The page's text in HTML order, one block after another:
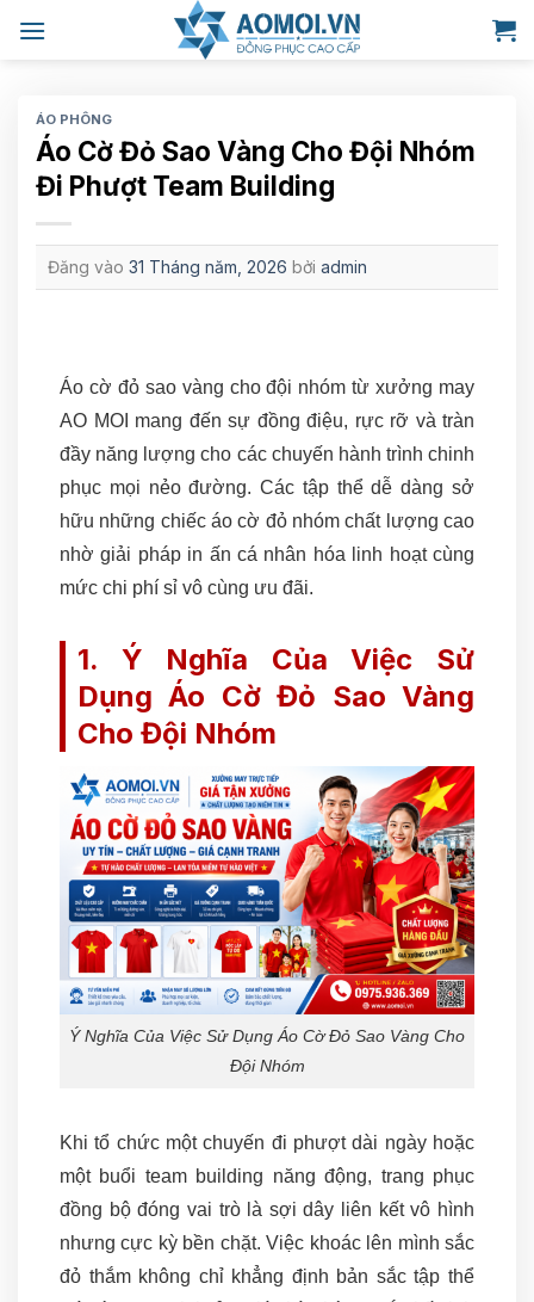
qua
ÁO PHÔNG
Áo Cờ Đỏ Sao Vàng Cho Đội Nhóm
Đi Phượt Team Building
Đăng vào 31 Tháng năm, 2026 bởi admin
Áo cờ đỏ sao vàng cho đội nhóm từ xưởng may
AO MOI mang đến sự đồng điệu, rực rỡ và tràn
đầy năng lượng cho các chuyến hành trình chinh
phục mọi nẻo đường. Các tập thể dễ dàng sở
hữu những chiếc áo cờ đỏ nhóm chất lượng cao
nhờ giải pháp in ấn cá nhân hóa linh hoạt cùng
mức chi phí sỉ vô cùng ưu đãi.
1. Ý Nghĩa Của Việc Sử
Dụng Áo Cờ Đỏ Sao Vàng
Cho Đội Nhóm
Ý Nghĩa Của Việc Sử Dụng Áo Cờ Đỏ Sao Vàng Cho
Đội Nhóm
Khi tổ chức một chuyến đi phượt dài ngày hoặc
một buổi team building năng động, trang phục
đồng bộ đóng vai trò là sợi dây liên kết vô hình
nhưng cực kỳ bền chặt. Việc khoác lên mình sắc
đỏ thắm không chỉ khẳng định bản sắc tập thể